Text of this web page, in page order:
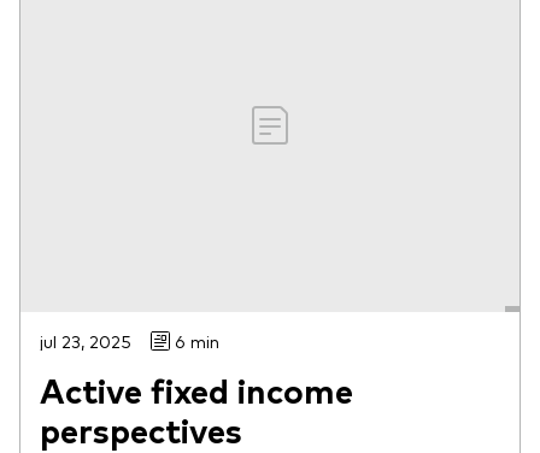
Fondos Mutuos UCITS
jul 23, 2025 6 min
Active fixed income
perspectives